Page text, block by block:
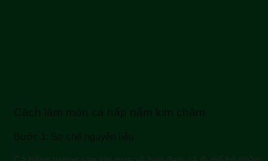
Cách làm món cá hấp nấm kim châm
Bước 1: Sơ chế nguyên liệu